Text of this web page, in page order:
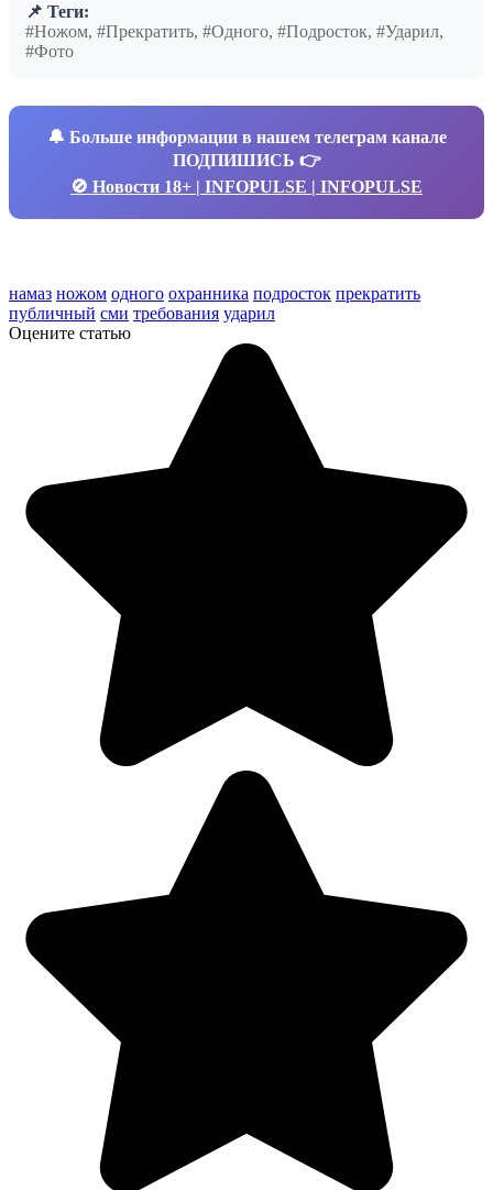
📌 Теги:
#Ножом, #Прекратить, #Одного, #Подросток, #Ударил,
#Фото
🔔 Больше информации в нашем телеграм канале
ПОДПИШИСЬ 👉
🚫 Новости 18+ | INFOPULSE | INFOPULSE
намаз ножом одного охранника подросток прекратить
публичный сми требования ударил
Оцените статью